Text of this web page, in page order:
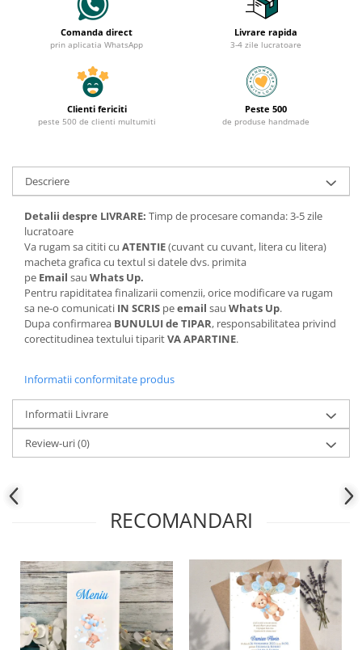
Comanda direct
prin aplicatia WhatsApp
Livrare rapida
3-4 zile lucratoare
Clienti fericiti
peste 500 de clienti multumiti
Peste 500
de produse handmade
Descriere
Detalii despre LIVRARE: Timp de procesare comanda: 3-5 zile
lucratoare
Va rugam sa cititi cu ATENTIE(cuvant cu cuvant, litera cu litera)
macheta grafica cu textul si datele dvs. primita
pe Email sau Whats Up.
Pentru rapiditatea finalizarii comenzii, orice modificare va rugam
sa ne-o comunicati IN SCRIS peemail sau Whats Up.
Dupa confirmarea BUNULUI de TIPAR, responsabilitatea privind
corectitudinea textului tiparitVA APARTINE.
Informatii conformitate produs
Informatii Livrare
Review-uri(0)
RECOMANDARI